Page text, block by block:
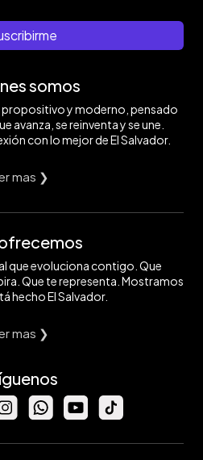
somos
y moderno, pensado
avanza, se reinventa y se une.
con lo mejor de El Salvador.
mas ❯
que evoluciona contigo. Que
Que te representa. Mostramos
hecho El Salvador.
mas ❯